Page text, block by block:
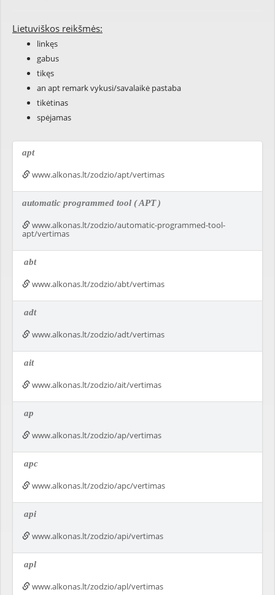
Lietuviškos reikšmės:
linkęs
gabus
tikęs
an apt remark vykusi/savalaikė pastaba
tikėtinas
spėjamas
apt
www.alkonas.lt/zodzio/apt/vertimas
automatic programmed tool (APT )
www.alkonas.lt/zodzio/automatic-programmed-tool-
apt/vertimas
abt
www.alkonas.lt/zodzio/abt/vertimas
adt
www.alkonas.lt/zodzio/adt/vertimas
ait
www.alkonas.lt/zodzio/ait/vertimas
ap
www.alkonas.lt/zodzio/ap/vertimas
apc
www.alkonas.lt/zodzio/apc/vertimas
api
www.alkonas.lt/zodzio/api/vertimas
apl
www.alkonas.lt/zodzio/apl/vertimas